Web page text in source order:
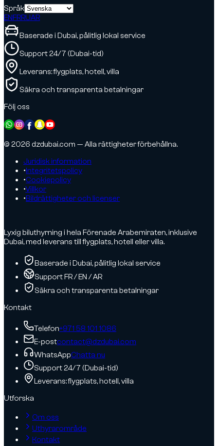
Språk
ENFRRUAR
Baserade i Dubai, pålitlig lokal service
Support 24/7 (Dubai-tid)
Leverans: flygplats, hotell, villa
Säkra och transparenta betalningar
Följ oss
© 2026 dzdubai.com — Alla rättigheter förbehållna.
Juridisk information
•Integritetspolicy
•Cookiepolicy
•Villkor
•Bildrättigheter och licenser
Lyxig biluthyrning i hela Förenade Arabemiraten, inklusive
Dubai, med leverans till flygplats, hotell eller villa.
Baserade i Dubai, pålitlig lokal service
Support FR / EN / AR
Säkra och transparenta betalningar
Kontakt
Telefon+971 58 101 1086
E-postcontact@dzdubai.com
WhatsAppChatta nu
Support 24/7 (Dubai-tid)
Leverans: flygplats, hotell, villa
Utforska
Om oss
Uthyrarområde
Kontakt